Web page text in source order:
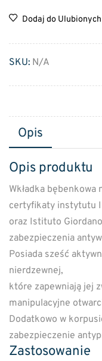
Dodaj do Ulubionych
SKU: N/A
Opis
Opis produktu
Wkładka
certyfikaty instytutu
oraz Istituto
zabezpieczenia
Posiada sześć
nierdzewnej,
które zapewniają jej
manipulacyjne
Dodatkowo w
zabezpieczenie
Zastosowanie